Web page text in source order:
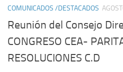
COMUNICADOS /DESTACADOS
Reunión del Consejo
CONGRESO CEA-
RESOLUCIONES C.D